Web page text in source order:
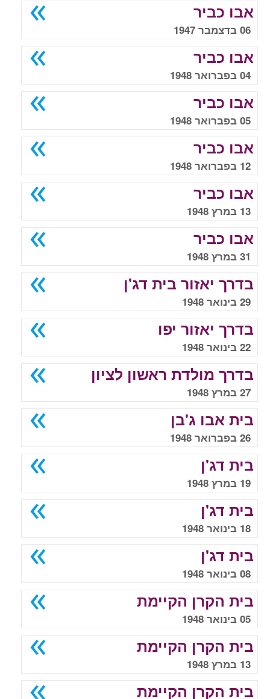
אבו כביר
06 בדצמבר 1947
אבו כביר
04 בפברואר 1948
אבו כביר
05 בפברואר 1948
אבו כביר
12 בפברואר 1948
אבו כביר
13 במרץ 1948
אבו כביר
31 במרץ 1948
בדרך יאזור בית דג'ן
29 בינואר 1948
בדרך יאזור יפו
22 בינואר 1948
בדרך מולדת ראשון לציון
27 במרץ 1948
בית אבו ג'בן
26 בפברואר 1948
בית דג'ן
19 במרץ 1948
בית דג'ן
18 בינואר 1948
בית דג'ן
08 בינואר 1948
בית הקרן הקיימת
05 בינואר 1948
בית הקרן הקיימת
13 במרץ 1948
בית הקרן הקיימת